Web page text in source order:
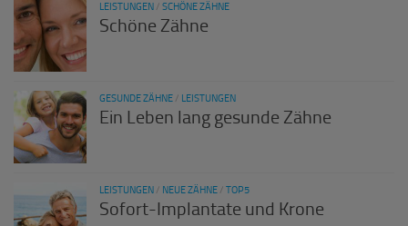
LEISTUNGEN / SCHÖNE ZÄHNE
Schöne Zähne
GESUNDE ZÄHNE / LEISTUNGEN
Ein Leben lang gesunde Zähne
LEISTUNGEN / NEUE ZÄHNE / TOP5
Sofort-Implantate und Krone